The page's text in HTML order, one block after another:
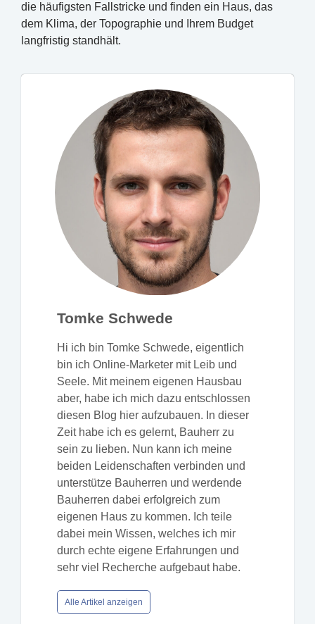
die häufigsten Fallstricke und finden ein Haus, das
dem Klima, der Topographie und Ihrem Budget
langfristig standhält.
Tomke Schwede
Hi ich bin Tomke Schwede, eigentlich
bin ich Online-Marketer mit Leib und
Seele. Mit meinem eigenen Hausbau
aber, habe ich mich dazu entschlossen
diesen Blog hier aufzubauen. In dieser
Zeit habe ich es gelernt, Bauherr zu
sein zu lieben. Nun kann ich meine
beiden Leidenschaften verbinden und
unterstütze Bauherren und werdende
Bauherren dabei erfolgreich zum
eigenen Haus zu kommen. Ich teile
dabei mein Wissen, welches ich mir
durch echte eigene Erfahrungen und
sehr viel Recherche aufgebaut habe.
Alle Artikel anzeigen